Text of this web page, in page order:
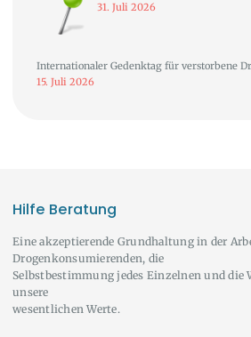
31. Juli 2026
Internationaler Gedenktag für verstorbene
15. Juli 2026
Hilfe Beratung
Eine akzeptierende Grundhaltung in der
Drogenkonsumierenden, die
Selbstbestimmung jedes Einzelnen und die
unsere
wesentlichen Werte.